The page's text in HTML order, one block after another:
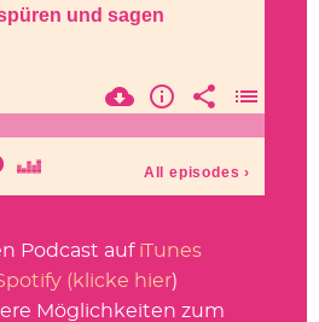
Podcast auf iTunes
(klicke hier)
Möglichkeiten zum